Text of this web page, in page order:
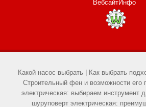
ВебсайтИнфо
Какой насос выбрать Как выбрать
Строительный фен и возможности его
электрическая: выбираем инструмент
шуруповерт электрическая: